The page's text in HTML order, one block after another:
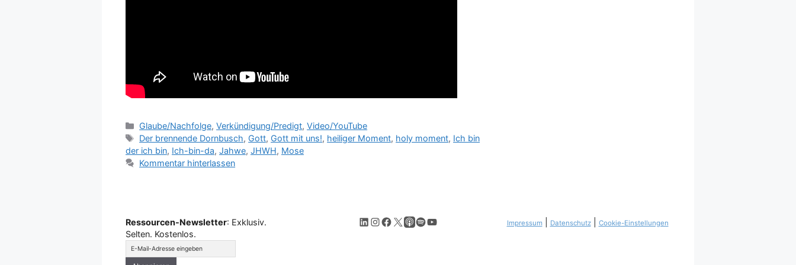
Kategorien
Glaube/Nachfolge,Verkündigung/Predigt,Video/YouTube
Schlagwörter
Der brennende Dornbusch, Gott, Gott mit uns!, heiliger Moment, holy moment, Ich bin
der ich bin, Ich-bin-da, Jahwe, JHWH, Mose
Kommentar hinterlassen
Ressourcen-Newsletter: Exklusiv.
Selten. Kostenlos.
LinkedIn
Instagram
Facebook
X Apple Podcasts
Spotify
YouTube Impressum| Datenschutz| Cookie-Einstellungen